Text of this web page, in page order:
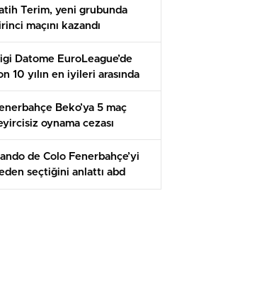
Terim, yeni grubunda
maçını kazandı
Datome EuroLeague’de
10 yılın en iyileri arasında
Beko’ya 5 maç
oynama cezası
de Colo Fenerbahçe’yi
seçtiğini anlattı abd